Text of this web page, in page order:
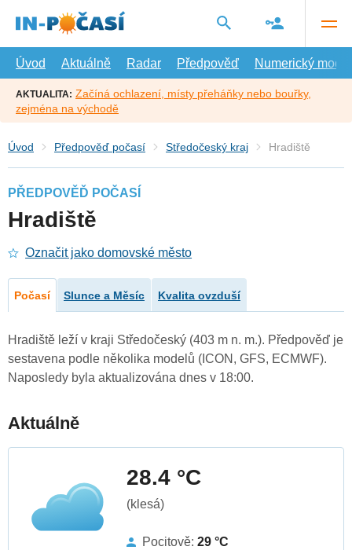
hlavní
Úvod
Aktuálně Radar Předpověď Numerický model
AKTUALITA: Začíná ochlazení, místy přeháňky nebo bouřky,
zejména na východě
Úvod Předpověď počasí Středočeský kraj Hradiště
PŘEDPOVĚĎ POČASÍ
Hradiště
Označit jako domovské město
Počasí Slunce a Měsíc Kvalita ovzduší
Hradiště leží v kraji Středočeský (403 m n. m.). Předpověď je
sestavena podle několika modelů (ICON, GFS, ECMWF).
Naposledy byla aktualizována dnes v 18:00.
Aktuálně
28.4 °C
(klesá)
Pocitově: 29 °C